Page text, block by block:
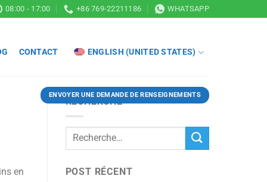
08:00 - 17:00 +86 769-22211186 WHATSAPP
CONTACT ENGLISH (UNITED STATES)
ENVOYER UNE DEMANDE DE RENSEIGNEMENTS
en
RECHERCHE
POST RÉCENT